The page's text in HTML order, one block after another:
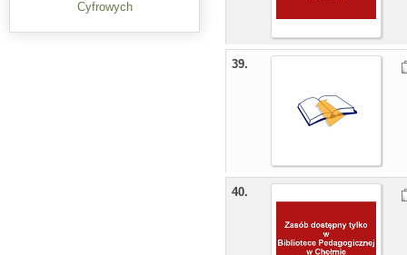
39.
40.